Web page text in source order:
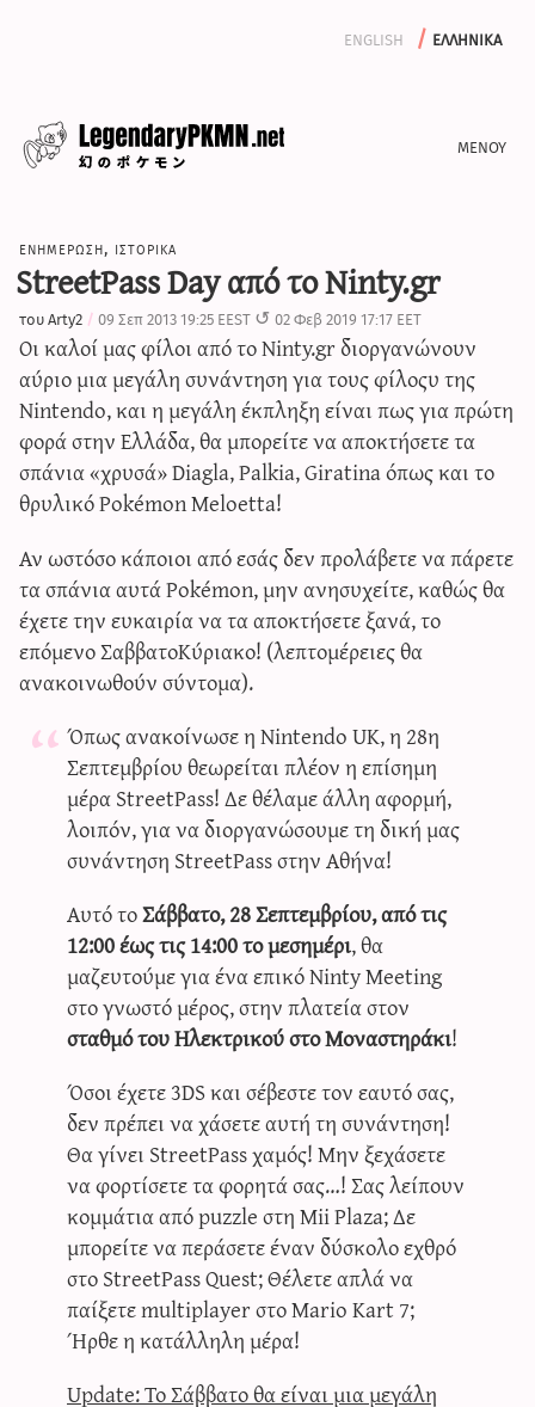
english ελληνικα
αρχειο
γραψε μαζι μας
iv calculator
ενημερωση, ιστορικα
StreetPass Day από το Ninty.gr
τουArty2 09 Σεπ 2013 19:25 EEST 02 Φεβ 2019 17:17 EET
Οι καλοί μας φίλοι από το Ninty.gr διοργανώνουν
αύριο μια μεγάλη συνάντηση για τους φίλοςυ της
Nintendo, και η μεγάλη έκπληξη είναι πως για πρώτη
φορά στην Ελλάδα, θα μπορείτε να αποκτήσετε τα
σπάνια «χρυσά» Diagla, Palkia, Giratina όπως και το
θρυλικό Pokémon Meloetta!
Αν ωστόσο κάποιοι από εσάς δεν προλάβετε να πάρετε
τα σπάνια αυτά Pokémon, μην ανησυχείτε, καθώς θα
έχετε την ευκαιρία να τα αποκτήσετε ξανά, το
επόμενο ΣαββατοΚύριακο! (λεπτομέρειες θα
ανακοινωθούν σύντομα).
Όπως ανακοίνωσε η Nintendo UK, η 28η
Σεπτεμβρίου θεωρείται πλέον η επίσημη
μέρα StreetPass! Δε θέλαμε άλλη αφορμή,
λοιπόν, για να διοργανώσουμε τη δική μας
συνάντηση StreetPass στην Αθήνα!
Αυτό τοΣάββατο, 28 Σεπτεμβρίου, από τις
12:00 έως τις 14:00 το μεσημέρι, θα
μαζευτούμε για ένα επικό Ninty Meeting
στο γνωστό μέρος, στην πλατεία στον
σταθμό του Ηλεκτρικού στο Μοναστηράκι!
Όσοι έχετε 3DS και σέβεστε τον εαυτό σας,
δεν πρέπει να χάσετε αυτή τη συνάντηση!
Θα γίνει StreetPass χαμός! Μην ξεχάσετε
να φορτίσετε τα φορητά σας…! Σας λείπουν
κομμάτια από puzzle στη Mii Plaza; Δε
μπορείτε να περάσετε έναν δύσκολο εχθρό
στο StreetPass Quest; Θέλετε απλά να
παίξετε multiplayer στο Mario Kart 7;
Ήρθε η κατάλληλη μέρα!
Update: Το Σάββατο θα είναι μια μεγάλη